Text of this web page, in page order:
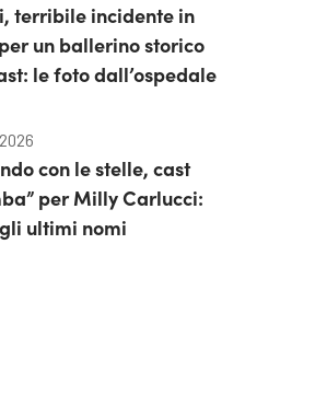
terribile incidente in
un ballerino storico
le foto dall’ospedale
con le stelle, cast
per Milly Carlucci:
ultimi nomi